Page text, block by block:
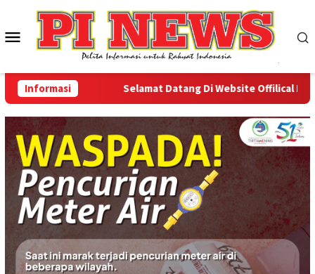
konten
Menu
Mobile
Informasi Selamat Datang Di Website Offilical PI-